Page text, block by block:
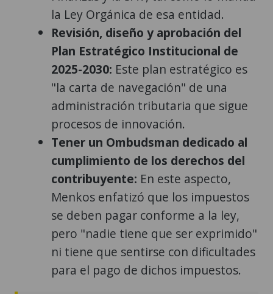
la Ley Orgánica de esa entidad.
Revisión, diseño y aprobación del
Plan Estratégico Institucional de
2025-2030: Este plan estratégico es
"la carta de navegación" de una
administración tributaria que sigue
procesos de innovación.
Tener un Ombudsman dedicado al
cumplimiento de los derechos del
contribuyente: En este aspecto,
Menkos enfatizó que los impuestos
se deben pagar conforme a la ley,
pero "nadie tiene que ser exprimido"
ni tiene que sentirse con dificultades
para el pago de dichos impuestos.